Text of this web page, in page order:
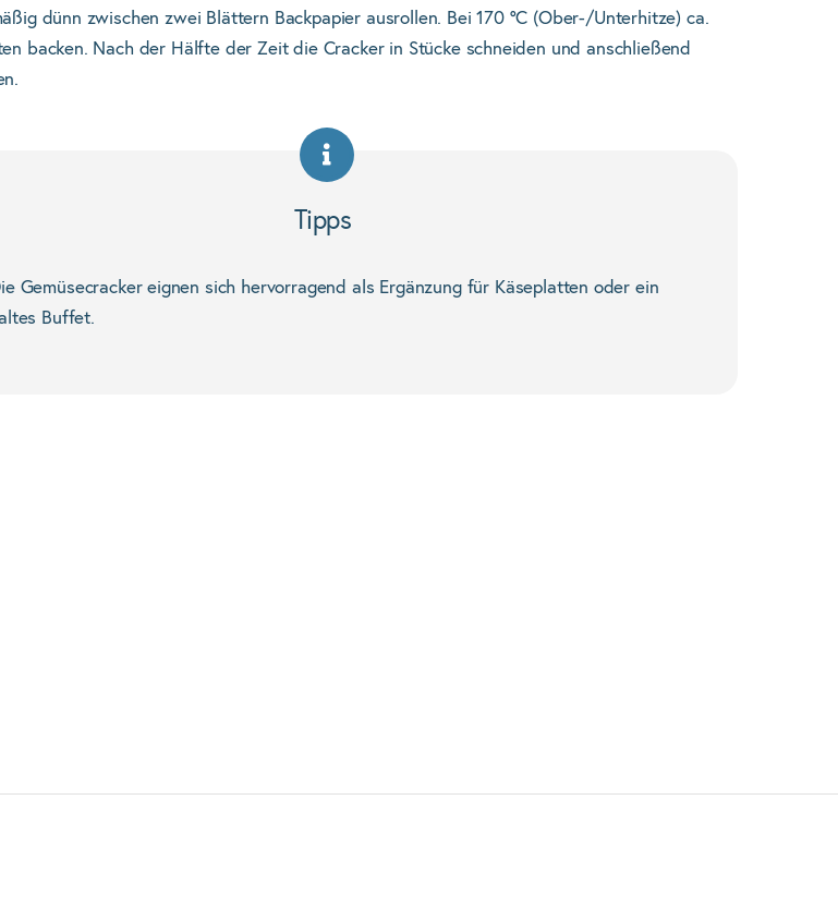
dünn zwischen zwei Blättern Backpapier ausrollen. Bei 170 °C (Ober-/Unterhitze) ca.
backen. Nach der Hälfte der Zeit die Cracker in Stücke schneiden und anschließend
Tipps
Gemüsecracker eignen sich hervorragend als Ergänzung für Käseplatten oder ein
Buffet.